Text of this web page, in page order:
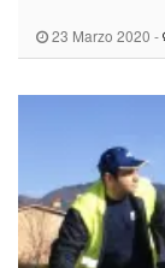
23 Marzo 2020 -